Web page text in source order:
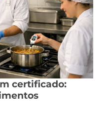
certificado: